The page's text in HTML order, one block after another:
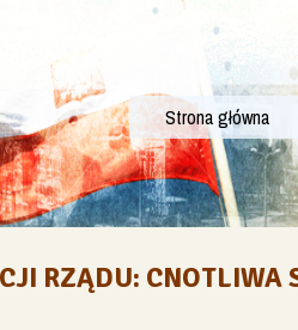
Strona główna
RZĄDU: CNOTLIWA